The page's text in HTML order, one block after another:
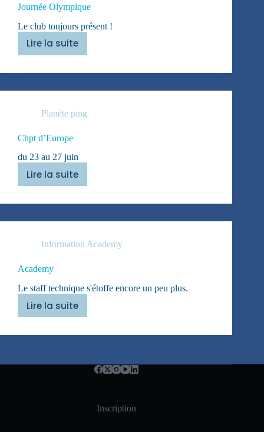
Journée Olympique
Le club toujours présent !
Lire la suite
Journée
Planète ping
Chpt d’Europe
du 23 au 27 juin
Lire la suite
Chpt
Information Academy
Academy
Le staff technique s'étoffe encore un peu plus.
Lire la suite
Academy
Inscription